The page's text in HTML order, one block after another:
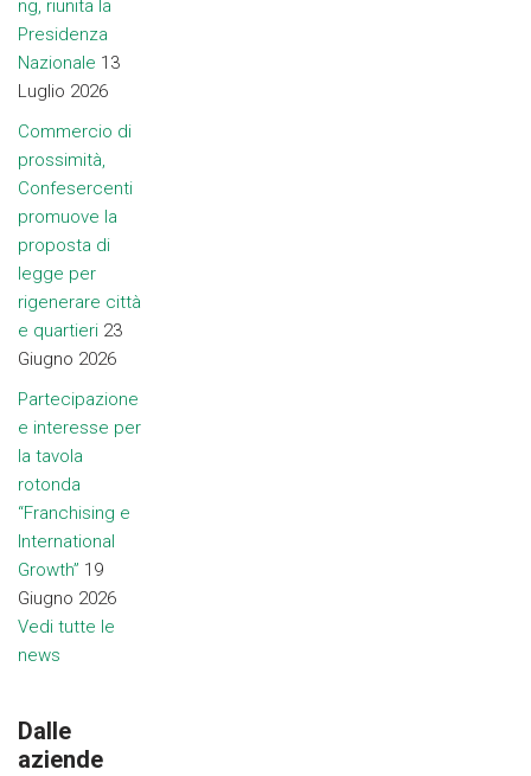
ng, riunita la
Presidenza
Nazionale 13
Luglio 2026
Commercio di
prossimità,
Confesercenti
promuove la
proposta di
legge per
rigenerare città
e quartieri 23
Giugno 2026
Partecipazione
e interesse per
la tavola
rotonda
“Franchising e
International
Growth” 19
Giugno 2026
Vedi tutte le
news
Dalle
aziende